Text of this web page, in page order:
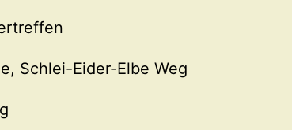
Schlei-Eider-Elbe Weg